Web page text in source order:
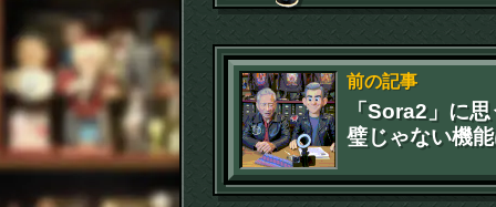
前の記事
「Sora2」に
璧じゃない機
ている(笑)